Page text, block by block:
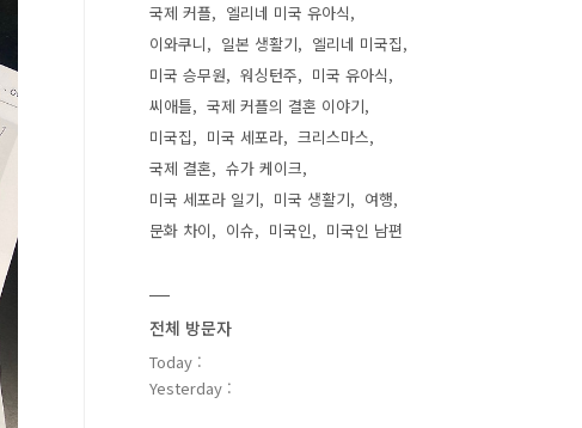
국제 커플
엘리네 미국 유아식
이와쿠니
일본 생활기
엘리네 미국집
미국 승무원
워싱턴주
미국 유아식
씨애틀
국제 커플의 결혼 이야기
미국집
미국 세포라
크리스마스
국제 결혼
슈가 케이크
미국 세포라 일기
미국 생활기
여행
문화 차이
이슈 미국인 미국인 남편
전체 방문자
Today :
Yesterday :